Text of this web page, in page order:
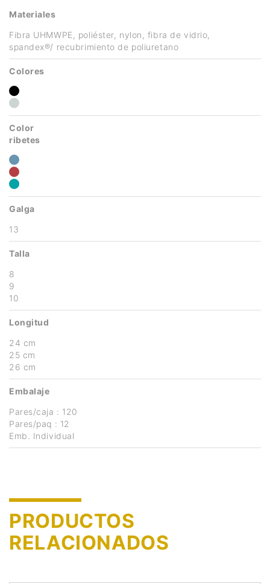
Materiales
Fibra UHMWPE, poliéster, nylon, fibra de vidrio,
spandex®/ recubrimiento de poliuretano
Colores
Color
ribetes
Galga
13
Talla
8
9
10
Longitud
24 cm
25 cm
26 cm
Embalaje
Pares/caja : 120
Pares/paq : 12
Emb. Individual
PRODUCTOS
RELACIONADOS